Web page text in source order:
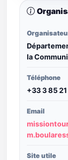
la
Téléphone
+33 3 85
Email
Site utile